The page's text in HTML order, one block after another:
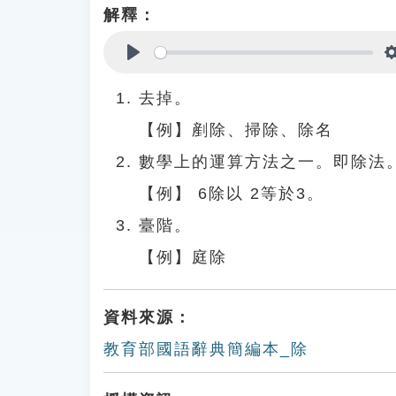
解釋：
去掉。
【例】剷除、掃除、除名
數學上的運算方法之一。即除法。
【例】 6除以 2等於3。
臺階。
【例】庭除
資料來源：
教育部國語辭典簡編本_除